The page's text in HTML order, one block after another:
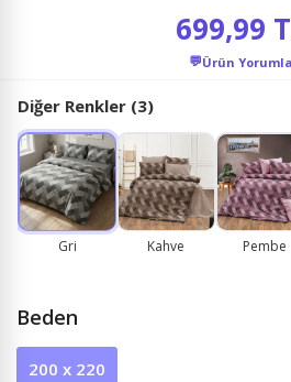
699,99
💬Ürün
Diğer Renkler (3)
Gri Kahve Pembe
Beden
200 x 220